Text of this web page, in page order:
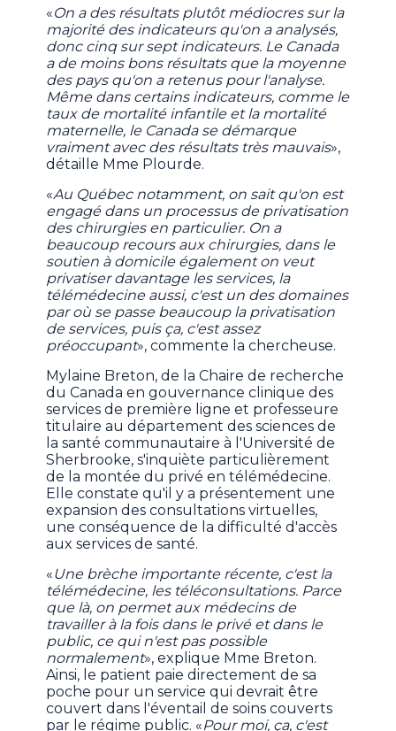
«On a des résultats plutôt médiocres sur la
majorité des indicateurs qu'on a analysés,
donc cinq sur sept indicateurs. Le Canada
a de moins bons résultats que la moyenne
des pays qu'on a retenus pour l'analyse.
Même dans certains indicateurs, comme le
taux de mortalité infantile et la mortalité
maternelle, le Canada se démarque
vraiment avec des résultats très mauvais»,
détaille Mme Plourde.
«Au Québec notamment, on sait qu'on est
engagé dans un processus de privatisation
des chirurgies en particulier. On a
beaucoup recours aux chirurgies, dans le
soutien à domicile également on veut
privatiser davantage les services, la
télémédecine aussi, c'est un des domaines
par où se passe beaucoup la privatisation
de services, puis ça, c'est assez
préoccupant», commente la chercheuse.
Mylaine Breton, de la Chaire de recherche
du Canada en gouvernance clinique des
services de première ligne et professeure
titulaire au département des sciences de
la santé communautaire à l'Université de
Sherbrooke, s'inquiète particulièrement
de la montée du privé en télémédecine.
Elle constate qu'il y a présentement une
expansion des consultations virtuelles,
une conséquence de la difficulté d'accès
aux services de santé.
«Une brèche importante récente, c'est la
télémédecine, les téléconsultations. Parce
que là, on permet aux médecins de
travailler à la fois dans le privé et dans le
public, ce qui n'est pas possible
normalement», explique Mme Breton.
Ainsi, le patient paie directement de sa
poche pour un service qui devrait être
couvert dans l'éventail de soins couverts
par le régime public. «Pour moi, ça, c'est